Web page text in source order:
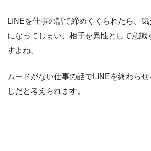
LINEを仕事の話で締めくくられたら、
になってしまい、相手を異性として意識
すよね。
ムードがない仕事の話でLINEを終わら
しだと考えられます。